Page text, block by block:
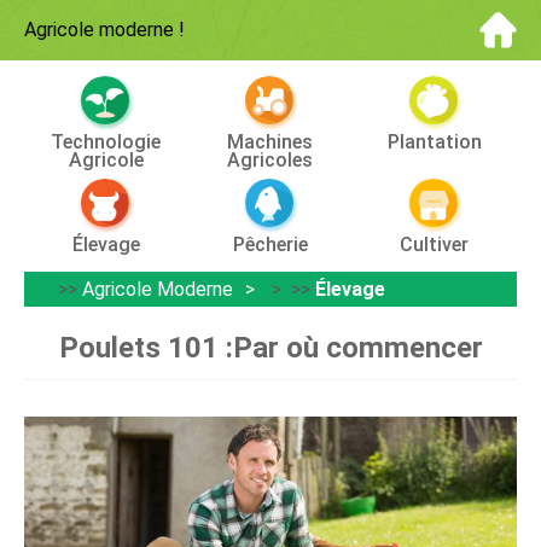
Agricole moderne !
Technologie
Agricole
Machines
Agricoles
Plantation
Élevage Pêcherie
Cultiver
>> Agricole Moderne > >> Élevage
Poulets 101 :Par où commencer